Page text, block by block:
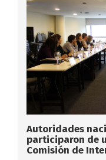
Autoridades
participaron de
Comisión de